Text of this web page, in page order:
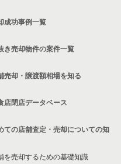
案件一覧
成功事例一覧
き売却物件の案件一覧
売却・譲渡額相場を知る
店閉店データベース
ての店舗査定・売却についての知
を売却するための基礎知識